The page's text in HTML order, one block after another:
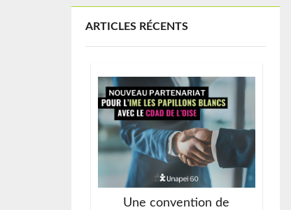
ARTICLES RÉCENTS
Une convention de